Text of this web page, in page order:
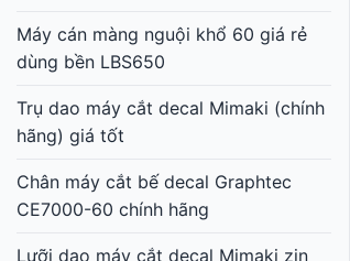
Máy cán màng nguội khổ 60 giá rẻ
dùng bền LBS650
Trụ dao máy cắt decal Mimaki (chính
hãng) giá tốt
Chân máy cắt bế decal Graphtec
CE7000-60 chính hãng
Lưỡi dao máy cắt decal Mimaki zin